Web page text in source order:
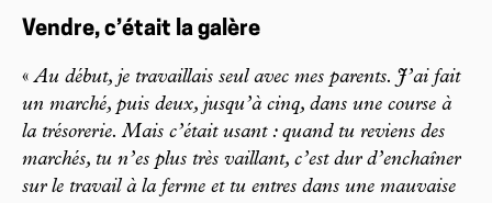
Vendre, c’était la galère
«Au début, je travaillais seul avec mes parents. J’ai fait
un marché, puis deux, jusqu’à cinq, dans une course à
la trésorerie. Mais c’était usant : quand tu reviens des
marchés, tu n’es plus très vaillant, c’est dur d’enchaîner
sur le travail à la ferme et tu entres dans une mauvaise